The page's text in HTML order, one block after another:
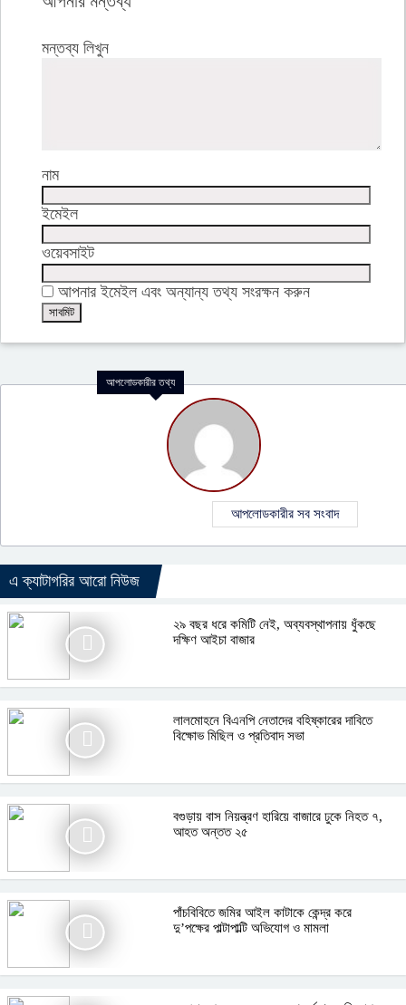
মন্তব্য লিখুন
নাম
ইমেইল
ওয়েবসাইট
আপনার ইমেইল এবং অন্যান্য তথ্য সংরক্ষন করুন
আপলোডকারীর তথ্য
আপলোডকারীর সব সংবাদ
এ ক্যাটাগরির আরো নিউজ
২৯ বছর ধরে কমিটি নেই, অব্যবস্থাপনায় ধুঁকছে
দক্ষিণ আইচা বাজার
লালমোহনে বিএনপি নেতাদের বহিষ্কারের দাবিতে
বিক্ষোভ মিছিল ও প্রতিবাদ সভা
বগুড়ায় বাস নিয়ন্ত্রণ হারিয়ে বাজারে ঢুকে নিহত ৭,
আহত অন্তত ২৫
পাঁচবিবিতে জমির আইল কাটাকে কেন্দ্র করে
দু’পক্ষের পাল্টাপাল্টি অভিযোগ ও মামলা